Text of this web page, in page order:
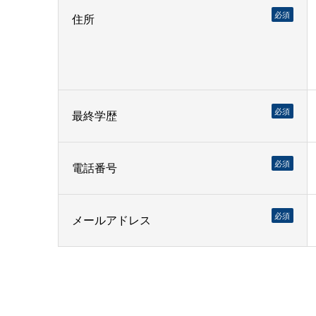
住所 必須
最終学歴 必須
電話番号 必須
メールアドレス 必須